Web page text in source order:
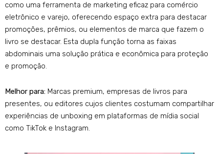
como uma ferramenta de marketing eficaz para comércio
eletrônico e varejo, oferecendo espaço extra para destacar
promoções, prêmios, ou elementos de marca que fazem o
livro se destacar. Esta dupla função torna as faixas
abdominais uma solução prática e econômica para proteção
e promoção.
Melhor para: Marcas premium, empresas de livros para
presentes, ou editores cujos clientes costumam compartilhar
experiências de unboxing em plataformas de mídia social
como TikTok e Instagram.